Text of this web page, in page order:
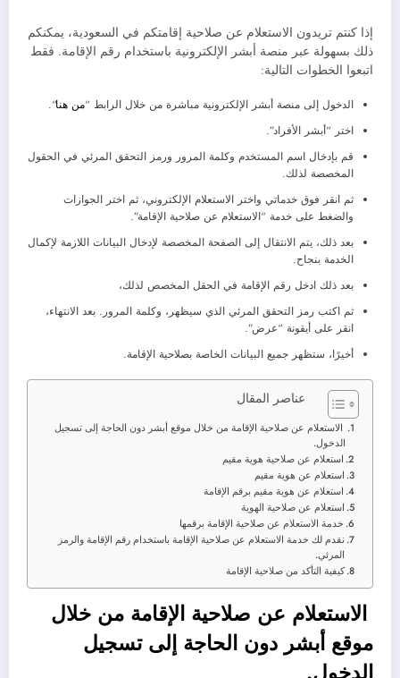
إذا كنتم تريدون الاستعلام عن صلاحية إقامتكم في السعودية، يمكنكم
ذلك بسهولة عبر منصة أبشر الإلكترونية باستخدام رقم الإقامة. فقط
اتبعوا الخطوات التالية:
الدخول إلى منصة أبشر الإلكترونية مباشرة من خلال الرابط “من هنا“.
اختر “أبشر الأفراد”.
قم بإدخال اسم المستخدم وكلمة المرور ورمز التحقق المرئي في الحقول
المخصصة لذلك.
ثم انقر فوق خدماتي واختر الاستعلام الإلكتروني، ثم اختر الجوازات
والضغط على خدمة “الاستعلام عن صلاحية الإقامة”.
بعد ذلك، يتم الانتقال إلى الصفحة المخصصة لإدخال البيانات اللازمة لإكمال
الخدمة بنجاح.
بعد ذلك ادخل رقم الإقامة في الحقل المخصص لذلك،
ثم اكتب رمز التحقق المرئي الذي سيظهر، وكلمة المرور. بعد الانتهاء،
انقر على أيقونة “عرض”.
أخيرًا، ستظهر جميع البيانات الخاصة بصلاحية الإقامة.
عناصر المقال
الاستعلام عن صلاحية الإقامة من خلال موقع أبشر دون الحاجة إلى تسجيل
الدخول.
استعلام عن صلاحية هوية مقيم
استعلام عن هوية مقيم
استعلام عن هوية مقيم برقم الإقامة
استعلام عن صلاحية الهوية
خدمة الاستعلام عن صلاحية الإقامة برقمها
نقدم لك خدمة الاستعلام عن صلاحية الإقامة باستخدام رقم الإقامة والرمز
المرئي.
كيفية التأكد من صلاحية الإقامة
الاستعلام عن صلاحية الإقامة من خلال
موقع أبشر دون الحاجة إلى تسجيل